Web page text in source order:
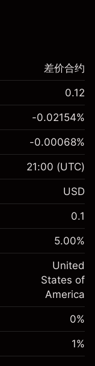
差价合约
0.12
$1,000.00
-0.02154
%
(-$4.31)
$19,000.00
-0.02154%
$1,000.00
-0.000682
%
(-$0.14)
$19,000.00
-0.00068%
21:00 (UTC)
USD
0.1
5.00%
United
States of
America
0%
1%